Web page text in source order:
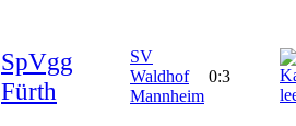
SpVgg
Fürth
SV
Waldhof
Mannheim
0:3